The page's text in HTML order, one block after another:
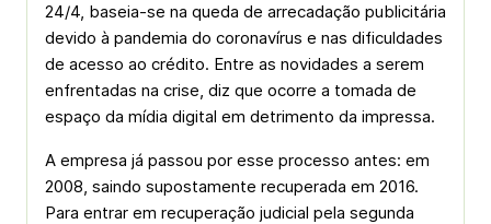
24/4, baseia-se na queda de arrecadação publicitária
devido à pandemia do coronavírus e nas dificuldades
de acesso ao crédito. Entre as novidades a serem
enfrentadas na crise, diz que ocorre a tomada de
espaço da mídia digital em detrimento da impressa.
A empresa já passou por esse processo antes: em
2008, saindo supostamente recuperada em 2016.
Para entrar em recuperação judicial pela segunda